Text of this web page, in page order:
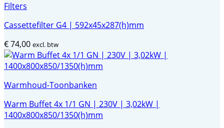
Filters
Cassettefilter G4 | 592x45x287(h)mm
€74,00 excl. btw
Warmhoud-Toonbanken
Warm Buffet 4x 1/1 GN | 230V | 3,02kW |
1400x800x850/1350(h)mm